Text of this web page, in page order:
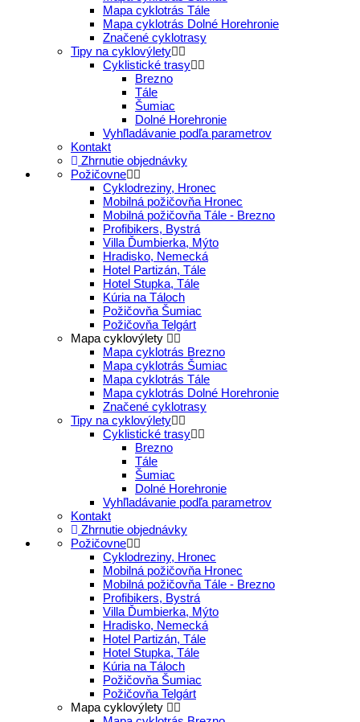
Mapa cyklotrás Tále
Mapa cyklotrás Dolné Horehronie
Značené cyklotrasy
Tipy na cyklovýlety
Cyklistické trasy
Brezno
Tále
Šumiac
Dolné Horehronie
Vyhľladávanie podľa parametrov
Kontakt
Zhrnutie objednávky
Požičovne
Cyklodreziny, Hronec
Mobilná požičovňa Hronec
Mobilná požičovňa Tále - Brezno
Profibikers, Bystrá
Villa Ďumbierka, Mýto
Hradisko, Nemecká
Hotel Partizán, Tále
Hotel Stupka, Tále
Kúria na Táloch
Požičovňa Šumiac
Požičovňa Telgárt
Mapa cyklovýlety
Mapa cyklotrás Brezno
Mapa cyklotrás Šumiac
Mapa cyklotrás Tále
Mapa cyklotrás Dolné Horehronie
Značené cyklotrasy
Tipy na cyklovýlety
Cyklistické trasy
Brezno
Tále
Šumiac
Dolné Horehronie
Vyhľladávanie podľa parametrov
Kontakt
Zhrnutie objednávky
Požičovne
Cyklodreziny, Hronec
Mobilná požičovňa Hronec
Mobilná požičovňa Tále - Brezno
Profibikers, Bystrá
Villa Ďumbierka, Mýto
Hradisko, Nemecká
Hotel Partizán, Tále
Hotel Stupka, Tále
Kúria na Táloch
Požičovňa Šumiac
Požičovňa Telgárt
Mapa cyklovýlety